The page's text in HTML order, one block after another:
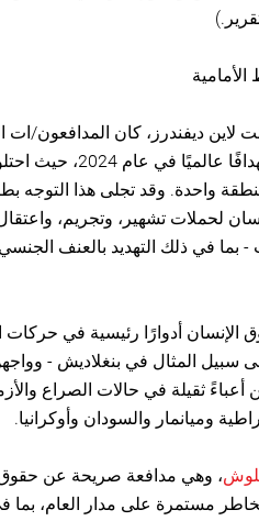
لاين ديفندرز، كان المدافعون/
المرأة من بين الأكثر
واحدة. وقد تجلى هذا
لحملات تشهير، وتجريم،
- بما في ذلك التهديد بالعنف
أدوارًا رئيسية في حركات
سبيل المثال في بنغلاديش -
أعباءً ثقيلة في حالات الصراع
وميانمار والسودان وأوكرانيا.
، وهي مدافعة صريحة عن
مخاطر مستمرة على مدار العام،